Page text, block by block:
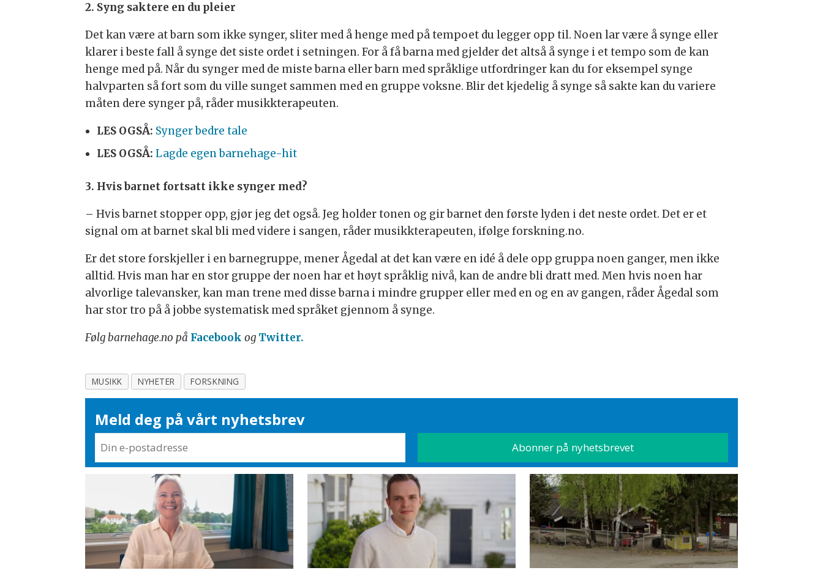
2. Syng saktere en du pleier
Det kan være at barn som ikke synger, sliter med å henge med på tempoet du legger opp til. Noen lar være å synge eller
klarer i beste fall å synge det siste ordet i setningen. For å få barna med gjelder det altså å synge i et tempo som de kan
henge med på. Når du synger med de miste barna eller barn med språklige utfordringer kan du for eksempel synge
halvparten så fort som du ville sunget sammen med en gruppe voksne. Blir det kjedelig å synge så sakte kan du variere
måten dere synger på, råder musikkterapeuten.
LES OGSÅ: Synger bedre tale
LES OGSÅ:Lagde egen barnehage-hit
3. Hvis barnet fortsatt ikke synger med?
– Hvis barnet stopper opp, gjør jeg det også. Jeg holder tonen og gir barnet den første lyden i det neste ordet. Det er et
signal om at barnet skal bli med videre i sangen, råder musikkterapeuten, ifølge forskning.no.
Er det store forskjeller i en barnegruppe, mener Ågedal at det kan være en idé å dele opp gruppa noen ganger, men ikke
alltid. Hvis man har en stor gruppe der noen har et høyt språklig nivå, kan de andre bli dratt med. Men hvis noen har
alvorlige talevansker, kan man trene med disse barna i mindre grupper eller med en og en av gangen, råder Ågedal som
har stor tro på å jobbe systematisk med språket gjennom å synge.
Følg barnehage.no på Facebook og Twitter.
MUSIKK NYHETER FORSKNING
Meld deg på vårt nyhetsbrev